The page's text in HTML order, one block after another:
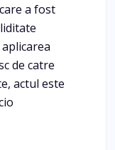
a fost
de catre
actul este